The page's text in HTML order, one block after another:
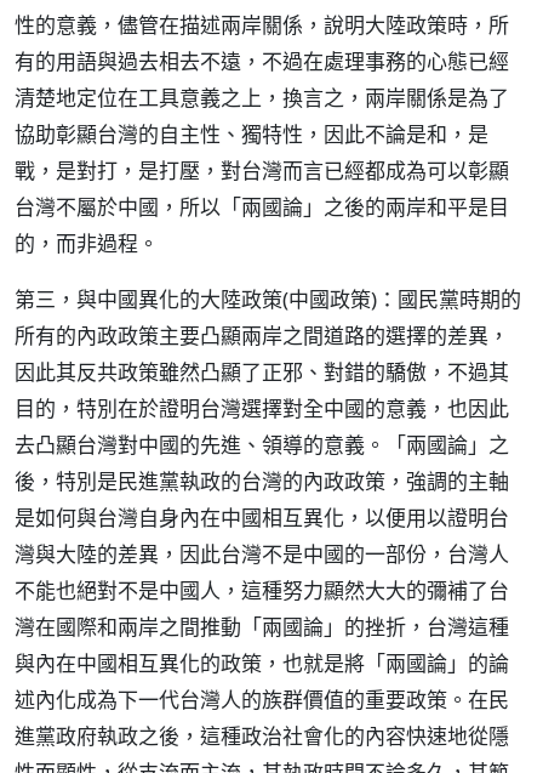
性的意義，儘管在描述兩岸關係，說明大陸政策時，所
有的用語與過去相去不遠，不過在處理事務的心態已經
清楚地定位在工具意義之上，換言之，兩岸關係是為了
協助彰顯台灣的自主性、獨特性，因此不論是和，是
戰，是對打，是打壓，對台灣而言已經都成為可以彰顯
台灣不屬於中國，所以「兩國論」之後的兩岸和平是目
的，而非過程。
第三，與中國異化的大陸政策(中國政策)：國民黨時期的
所有的內政政策主要凸顯兩岸之間道路的選擇的差異，
因此其反共政策雖然凸顯了正邪、對錯的驕傲，不過其
目的，特別在於證明台灣選擇對全中國的意義，也因此
去凸顯台灣對中國的先進、領導的意義。「兩國論」之
後，特別是民進黨執政的台灣的內政政策，強調的主軸
是如何與台灣自身內在中國相互異化，以便用以證明台
灣與大陸的差異，因此台灣不是中國的一部份，台灣人
不能也絕對不是中國人，這種努力顯然大大的彌補了台
灣在國際和兩岸之間推動「兩國論」的挫折，台灣這種
與內在中國相互異化的政策，也就是將「兩國論」的論
述內化成為下一代台灣人的族群價值的重要政策。在民
進黨政府執政之後，這種政治社會化的內容快速地從隱